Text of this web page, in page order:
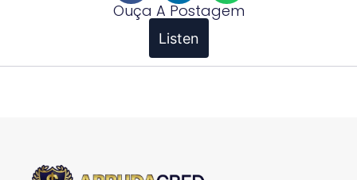
Ouça A Postagem
Listen